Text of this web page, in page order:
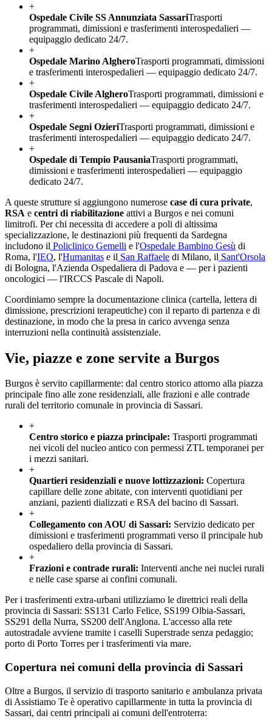
+
Ospedale Civile SS Annunziata SassariTrasporti
programmati, dimissioni e trasferimenti interospedalieri —
equipaggio dedicato 24/7.
+
Ospedale Marino AlgheroTrasporti programmati, dimissioni
e trasferimenti interospedalieri — equipaggio dedicato 24/7.
+
Ospedale Civile AlgheroTrasporti programmati, dimissioni e
trasferimenti interospedalieri — equipaggio dedicato 24/7.
+
Ospedale Segni OzieriTrasporti programmati, dimissioni e
trasferimenti interospedalieri — equipaggio dedicato 24/7.
+
Ospedale di Tempio PausaniaTrasporti programmati,
dimissioni e trasferimenti interospedalieri — equipaggio
dedicato 24/7.
A queste strutture si aggiungono numerose case di cura private,
RSA e centri di riabilitazione attivi a Burgos e nei comuni
limitrofi. Per chi necessita di accedere a poli di altissima
specializzazione, le destinazioni più frequenti da Sardegna
includono il Policlinico Gemelli e l'Ospedale Bambino Gesù di
Roma, l'IEO, l'Humanitas e il San Raffaele di Milano, il Sant'Orsola
di Bologna, l'Azienda Ospedaliera di Padova e — per i pazienti
oncologici — l'IRCCS Pascale di Napoli.
Coordiniamo sempre la documentazione clinica (cartella, lettera di
dimissione, prescrizioni terapeutiche) con il reparto di partenza e di
destinazione, in modo che la presa in carico avvenga senza
interruzioni nella continuità assistenziale.
Vie, piazze e zone servite a Burgos
Burgos è servito capillarmente: dal centro storico attorno alla piazza
principale fino alle zone residenziali, alle frazioni e alle contrade
rurali del territorio comunale in provincia di Sassari.
+
Centro storico e piazza principale: Trasporti programmati
nei vicoli del nucleo antico con permessi ZTL temporanei per
i mezzi sanitari.
+
Quartieri residenziali e nuove lottizzazioni: Copertura
capillare delle zone abitate, con interventi quotidiani per
anziani, pazienti dializzati e RSA del bacino di Sassari.
+
Collegamento con AOU di Sassari: Servizio dedicato per
dimissioni e trasferimenti programmati verso il principale hub
ospedaliero della provincia di Sassari.
+
Frazioni e contrade rurali: Interventi anche nei nuclei rurali
e nelle case sparse ai confini comunali.
Per i trasferimenti extra-urbani utilizziamo le direttrici reali della
provincia di Sassari: SS131 Carlo Felice, SS199 Olbia-Sassari,
SS291 della Nurra, SS200 dell'Anglona. L'accesso alla rete
autostradale avviene tramite i caselli Superstrade senza pedaggio;
porto di Porto Torres per i trasferimenti via mare.
Copertura nei comuni della provincia di Sassari
Oltre a Burgos, il servizio di trasporto sanitario e ambulanza privata
di Assistiamo Te è operativo capillarmente in tutta la provincia di
Sassari, dai centri principali ai comuni dell'entroterra: